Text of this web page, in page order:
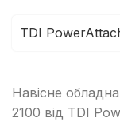
TDI
Навісне
2100 від TDI